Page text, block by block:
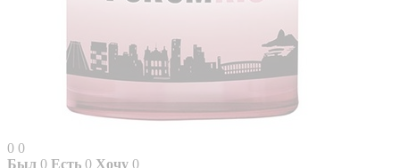
0 0
Был 0 Есть 0 Хочу 0